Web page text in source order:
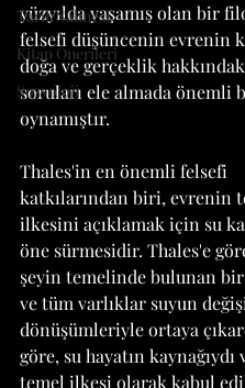
Tarih Sahnesi
Kitap Önerileri
Sosyoloji
yüzyılda yaşamış olan bir
felsefi düşüncenin evrenin
doğa ve gerçeklik
soruları ele almada önemli
oynamıştır.
Thales'in en önemli felsefi
katkılarından biri, evrenin
ilkesini açıklamak için su
öne sürmesidir. Thales'e
şeyin temelinde bulunan
ve tüm varlıklar suyun
dönüşümleriyle ortaya
göre, su hayatın
temel ilkesi olarak kabul